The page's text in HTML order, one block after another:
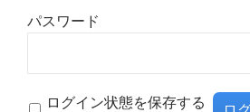
パスワード
ログイン状態を保存する